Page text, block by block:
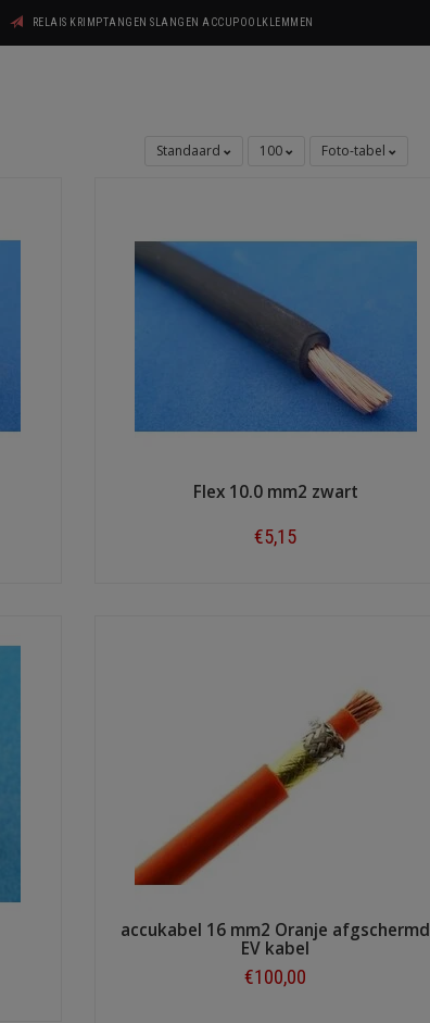
RELAIS KRIMPTANGEN SLANGEN ACCUPOOLKLEMMEN
Standaard 100 Foto-tabel
Flex 10.0 mm2 zwart
€5,15
accukabel 16 mm2 Oranje afgschermd
EV kabel
€100,00